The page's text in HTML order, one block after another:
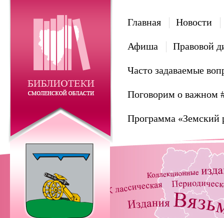
Главная Новости
Афиша Правовой
Часто задаваемые
Поговорим о важном
Программа «Земский